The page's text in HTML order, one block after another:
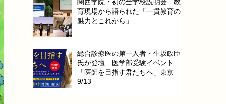
関西学院・初の全学校説明会…教
育現場から語られた「一貫教育の
魅力とこれから」
総合診療医の第一人者・生坂政臣
氏が登壇…医学部受験イベント
「医師を目指す君たちへ」東京
9/13